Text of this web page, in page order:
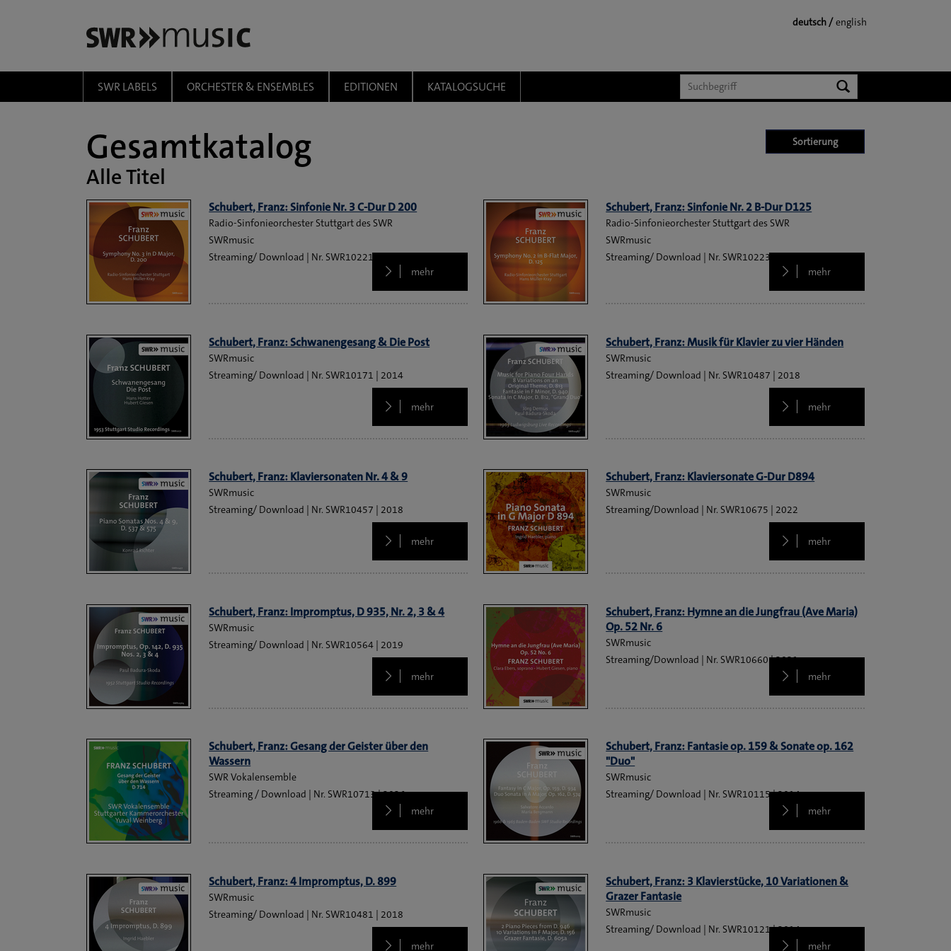
deutsch
english
SWR LABELS ORCHESTER & ENSEMBLES EDITIONEN KATALOGSUCHE
Sortierung
Gesamtkatalog
Alle Titel
Schubert, Franz: Sinfonie Nr. 3 C-Dur D 200
Radio-Sinfonieorchester Stuttgart des SWR
SWRmusic
Streaming/ Download
SWR10221
mehr
Schubert, Franz: Sinfonie Nr. 2 B-Dur D125
Radio-Sinfonieorchester Stuttgart des SWR
SWRmusic
Streaming/ Download
SWR10223
mehr
Schubert, Franz: Schwanengesang & Die Post
SWRmusic
Streaming/ Download
SWR10171 2014
mehr
Schubert, Franz: Musik für Klavier zu vier Händen
SWRmusic
Streaming/ Download
SWR10487 2018
mehr
Schubert, Franz: Klaviersonaten Nr. 4 & 9
SWRmusic
Streaming/ Download
SWR10457 2018
mehr
Schubert, Franz: Klaviersonate G-Dur D894
SWRmusic
Streaming/Download
SWR10675 2022
mehr
Schubert, Franz: Impromptus, D 935, Nr. 2, 3 & 4
SWRmusic
Streaming/ Download
SWR10564 2019
mehr
Schubert, Franz: Hymne an die Jungfrau (Ave Maria)
Op. 52 Nr. 6
SWRmusic
Streaming/Download
SWR10660
2021
mehr
Schubert, Franz: Gesang der Geister über den
Wassern
SWR Vokalensemble
Streaming / Download
SWR10713 2026
mehr
Schubert, Franz: Fantasie op. 159 & Sonate op. 162
"Duo"
SWRmusic
Streaming/ Download
SWR10115 2014
mehr
Schubert, Franz: 4 Impromptus, D. 899
SWRmusic
Streaming/ Download
SWR10481 2018
mehr
Schubert, Franz: 3 Klavierstücke, 10 Variationen &
Grazer Fantasie
SWRmusic
Streaming/ Download
SWR10121 2014
mehr